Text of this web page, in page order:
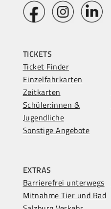
TICKETS
Ticket Finder
Einzelfahrkarten
Zeitkarten
Schüler:innen &
Jugendliche
Sonstige Angebote
EXTRAS
Barrierefrei unterwegs
Mitnahme Tier und Rad